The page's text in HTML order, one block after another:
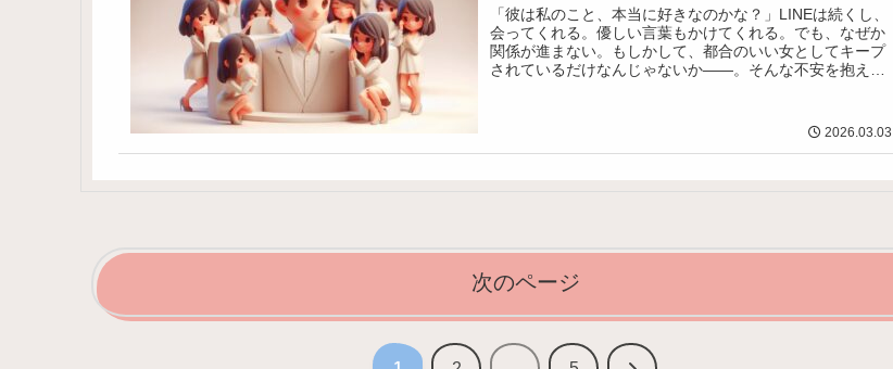
「彼は私のこと、本当に好きなのかな？」LINEは続くし、
会ってくれる。優しい言葉もかけてくれる。でも、なぜか
関係が進まない。もしかして、都合のいい女としてキープ
されているだけなんじゃないか――。そんな不安を抱えて
2026.03.03
次のページ